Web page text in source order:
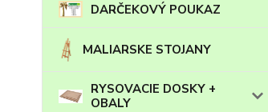
DARČEKOVÝ POUKAZ
MALIARSKE STOJANY
RYSOVACIE DOSKY +
OBALY